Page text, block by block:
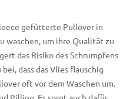
gefütterte Pullover in
waschen, um ihre Qualität zu
das Risiko des Schrumpfens
dass das Vlies flauschig
oft vor dem Waschen um.